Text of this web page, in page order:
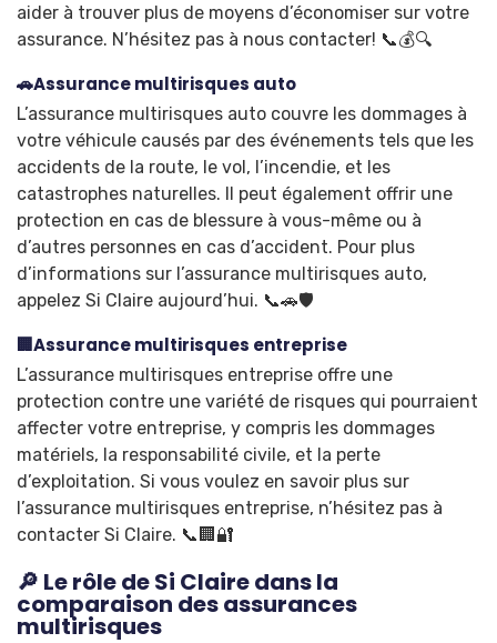
aider à trouver plus de moyens d’économiser sur votre
assurance. N’hésitez pas à nous contacter! 📞💰🔍
🚗Assurance multirisques auto
L’assurance multirisques auto couvre les dommages à
votre véhicule causés par des événements tels que les
accidents de la route, le vol, l’incendie, et les
catastrophes naturelles. Il peut également offrir une
protection en cas de blessure à vous-même ou à
d’autres personnes en cas d’accident. Pour plus
d’informations sur l’assurance multirisques auto,
appelez Si Claire aujourd’hui. 📞🚗🛡️
🏢Assurance multirisques entreprise
L’assurance multirisques entreprise offre une
protection contre une variété de risques qui pourraient
affecter votre entreprise, y compris les dommages
matériels, la responsabilité civile, et la perte
d’exploitation. Si vous voulez en savoir plus sur
l’assurance multirisques entreprise, n’hésitez pas à
contacter Si Claire. 📞🏢🔐
🔎 Le rôle de Si Claire dans la
comparaison des assurances
multirisques